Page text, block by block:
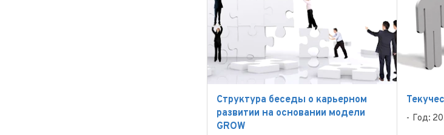
Структура беседы о карьерном
развитии на основании модели
GROW
Год: